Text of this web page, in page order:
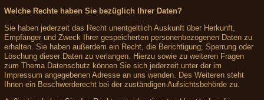
Welche Rechte haben Sie bezüglich Ihrer Daten?
Sie haben jederzeit das Recht unentgeltlich Auskunft über Herkunft,
Empfänger und Zweck Ihrer gespeicherten personenbezogenen Daten zu
erhalten. Sie haben außerdem ein Recht, die Berichtigung, Sperrung oder
Löschung dieser Daten zu verlangen. Hierzu sowie zu weiteren Fragen
zum Thema Datenschutz können Sie sich jederzeit unter der im
Impressum angegebenen Adresse an uns wenden. Des Weiteren steht
Ihnen ein Beschwerderecht bei der zuständigen Aufsichtsbehörde zu.